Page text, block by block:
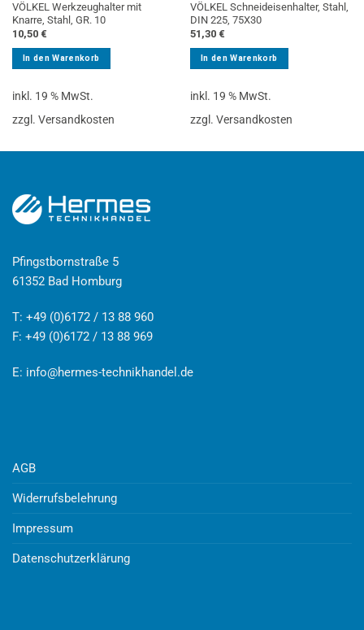
VÖLKEL Werkzeughalter mit
Knarre, Stahl, GR. 10
10,50 €
In den Warenkorb
inkl. 19 % MwSt.
zzgl. Versandkosten
VÖLKEL Schneideisenhalter, Stahl,
DIN 225, 75X30
51,30 €
In den Warenkorb
inkl. 19 % MwSt.
zzgl. Versandkosten
Pfingstbornstraße 5
61352 Bad Homburg
T: +49 (0)6172 / 13 88 960
F: +49 (0)6172 / 13 88 969
E: info@hermes-technikhandel.de
AGB
Widerrufsbelehrung
Impressum
Datenschutzerklärung